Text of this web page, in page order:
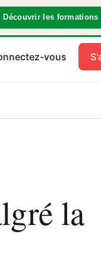
Découvrir les formations
vous
la